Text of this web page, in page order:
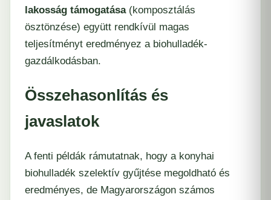
lakosság támogatása(komposztálás
ösztönzése) együtt rendkívül magas
teljesítményt eredményez a biohulladék-
gazdálkodásban.
Összehasonlítás és
javaslatok
A fenti példák rámutatnak, hogy a konyhai
biohulladék szelektív gyűjtése megoldható és
eredményes, de Magyarországon számos